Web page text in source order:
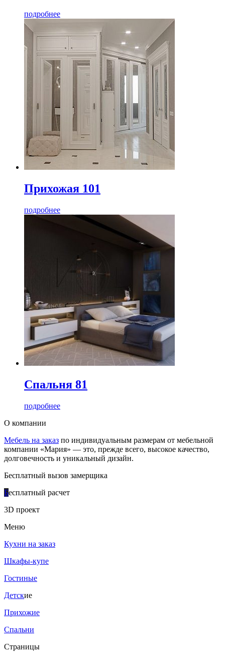
подробнее
Прихожая 101
подробнее
Спальня 81
подробнее
О компании
Мебель на заказ по индивидуальным размерам от мебельной
компании «Мария» — это, прежде всего, высокое качество,
долговечность и уникальный дизайн.
Бесплатный вызов замерщика
Бесплатный расчет
3D проект
Меню
Кухни на заказ
Шкафы-купе
Гостиные
Детские
Прихожие
Спальни
Страницы